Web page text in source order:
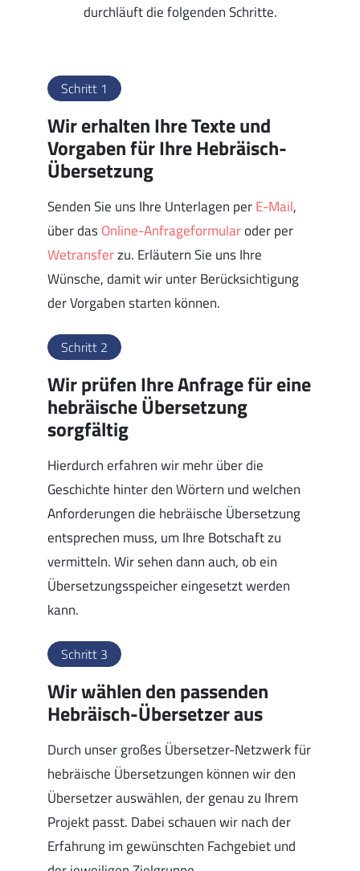
durchläuft die folgenden Schritte.
Schritt 1
Wir erhalten Ihre Texte und
Vorgaben für Ihre Hebräisch-
Übersetzung
Senden Sie uns Ihre Unterlagen perE-Mail,
über dasOnline-Anfrageformularoder per
Wetransferzu. Erläutern Sie uns Ihre
Wünsche, damit wir unter Berücksichtigung
der Vorgaben starten können.
Schritt 2
Wir prüfen Ihre Anfrage für eine
hebräische Übersetzung
sorgfältig
Hierdurch erfahren wir mehr über die
Geschichte hinter den Wörtern und welchen
Anforderungen die hebräische Übersetzung
entsprechen muss, um Ihre Botschaft zu
vermitteln. Wir sehen dann auch, ob ein
Übersetzungsspeicher eingesetzt werden
kann.
Schritt 3
Wir wählen den passenden
Hebräisch-Übersetzer aus
Durch unser großes Übersetzer-Netzwerk für
hebräische Übersetzungen können wir den
Übersetzer auswählen, der genau zu Ihrem
Projekt passt. Dabei schauen wir nach der
Erfahrung im gewünschten Fachgebiet und